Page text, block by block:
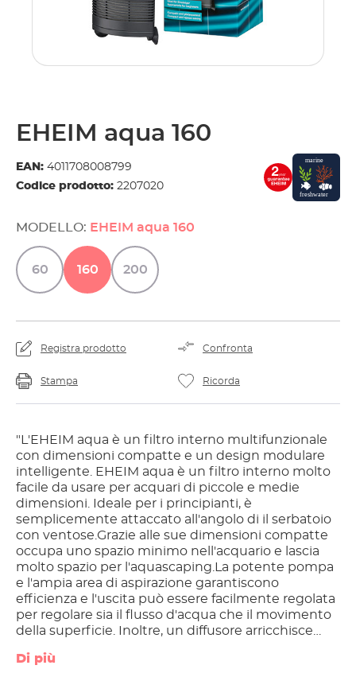
EHEIM aqua 160
EAN: 4011708008799
Codice prodotto: 2207020
MODELLO: EHEIM aqua 160
60 160 200
Registra prodotto Confronta
Stampa Ricorda
"L'EHEIM aqua è un filtro interno multifunzionale
con dimensioni compatte e un design modulare
intelligente. EHEIM aqua è un filtro interno molto
facile da usare per acquari di piccole e medie
dimensioni. Ideale per i principianti, è
semplicemente attaccato all'angolo di il serbatoio
con ventose.Grazie alle sue dimensioni compatte
occupa uno spazio minimo nell'acquario e lascia
molto spazio per l'aquascaping.La potente pompa
e l'ampia area di aspirazione garantiscono
efficienza e l'uscita può essere facilmente regolata
per regolare sia il flusso d'acqua che il movimento
della superficie. Inoltre, un diffusore arricchisce
tuttavia, è il design modulare: i contenitori del filtro
Di più